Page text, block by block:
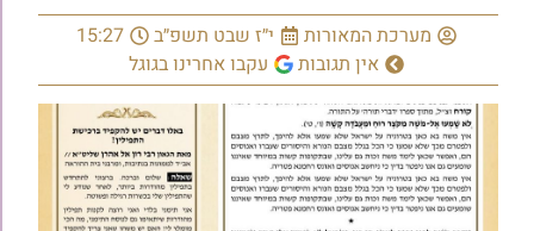
מערכת המאורות י״ז שבט תשפ״ב
15:27
אין תגובות
עקבו אחרינו בגוגל